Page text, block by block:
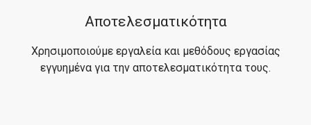
Αποτελεσματικότητα
Χρησιμοποιούμε εργαλεία και μεθόδους εργασίας
εγγυημένα για την αποτελεσματικότητα τους.